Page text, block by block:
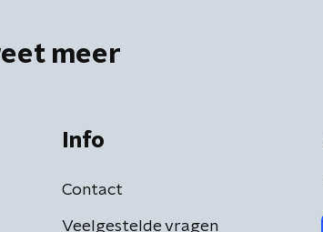
meer
Info
Contact
Veelgestelde vragen